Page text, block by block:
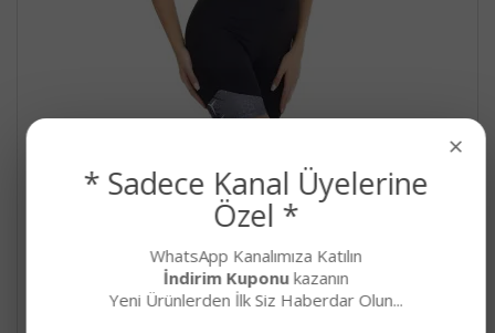
Siyah Renk, Yeşil Desenli Lady 4011 Kadın Kısa
Taytlı Büstiyerli Spor Takım
Siyah Renk, Yeşil Desenli Lady 4011 Kadın Kısa Taytlı B..
549,90₺
×
* Sadece Kanal Üyelerine
Özel *
WhatsApp Kanalımıza Katılın
İndirim Kuponukazanın
Yeni Ürünlerden İlk Siz Haberdar Olun...